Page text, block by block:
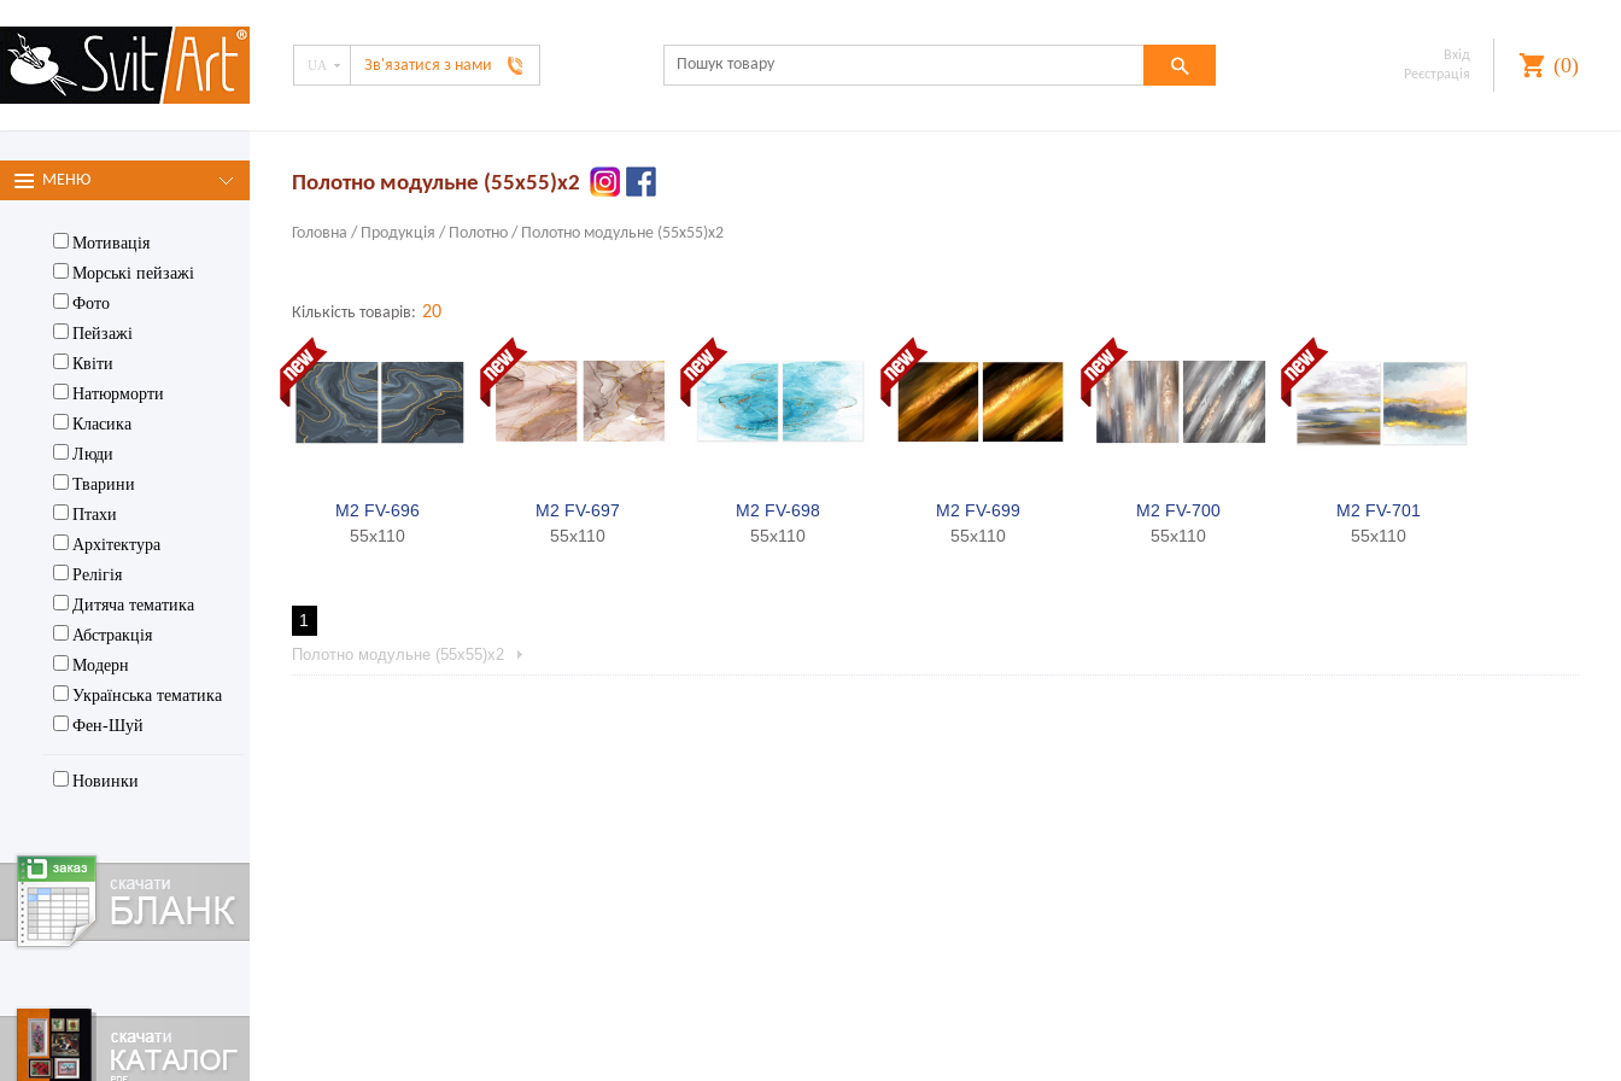
UA Зв'язатися з нами
Вхід
Реєстрація
(0)
МЕНЮ
Фоторамки (тiльки опт)
ArtPoster
Полотно
Дзеркала
Ключниці
Все для вишивки
бісером
Фурнітура (тiльки опт)
3D холст
Тематики:
Мотивація
Морські пейзажі
Фото
Пейзажі
Квіти
Натюрморти
Класика
Люди
Тварини
Птахи
Архітектура
Релігія
Дитяча тематика
Абстракція
Модерн
Українська тематика
Фен-Шуй
Новинки
Скачати
форму
замовлення
Скачати
каталоги
SvitArt
Полотно модульне (55х55)х2
Головна / Продукція / Полотно / Полотно модульне (55х55)х2
Кількість товарів: 20
M2 FV-696
55x110
M2 FV-697
55x110
M2 FV-698
55x110
M2 FV-699
55x110
M2 FV-700
55x110
M2 FV-701
55x110
1
Полотно модульне (55х55)х2